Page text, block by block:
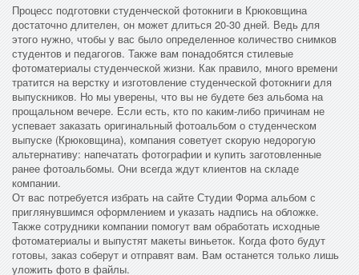
Процесс подготовки студенческой фотокниги в Крюковщина
достаточно длителен, он может длиться 20-30 дней. Ведь для
этого нужно, чтобы у вас было определенное количество снимков
студентов и педагогов. Также вам понадобятся стилевые
фотоматериалы студенческой жизни. Как правило, много времени
тратится на верстку и изготовление студенческой фотокниги для
выпускников. Но мы уверены, что вы не будете без альбома на
прощальном вечере. Если есть, кто по каким-либо причинам не
успевает заказать оригинальный фотоальбом о студенческом
выпуске (Крюковщина), компания советует скорую недорогую
альтернативу: напечатать фотографии и купить заготовленные
ранее фотоальбомы. Они всегда ждут клиентов на складе
компании.
От вас потребуется избрать на сайте Студии Форма альбом с
приглянувшимся оформлением и указать надпись на обложке.
Также сотрудники компании помогут вам обработать исходные
фотоматериалы и выпустят макеты виньеток. Когда фото будут
готовы, заказ соберут и отправят вам. Вам останется только лишь
уложить фото в файлы.